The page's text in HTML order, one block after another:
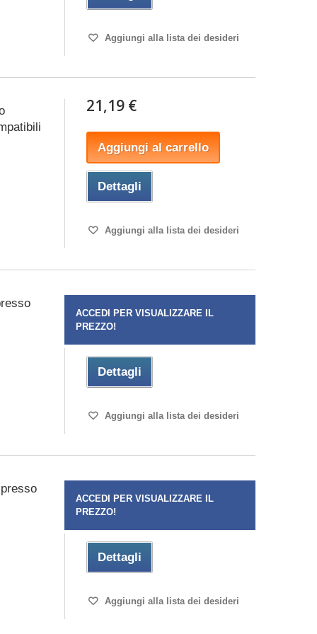
Aggiungi alla lista dei desideri
21,19 €
Aggiungi al carrello
Dettagli
Aggiungi alla lista dei desideri
ACCEDI PER VISUALIZZARE IL
PREZZO!
Dettagli
Aggiungi alla lista dei desideri
ACCEDI PER VISUALIZZARE IL
PREZZO!
Dettagli
Aggiungi alla lista dei desideri